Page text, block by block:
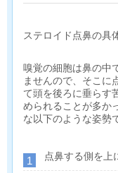
ステロイド点鼻の具
嗅覚の細胞は鼻の中
ませんので、そこに
て頭を後ろに垂らす
められることが多か
な以下のような姿勢
1 点鼻する側を上